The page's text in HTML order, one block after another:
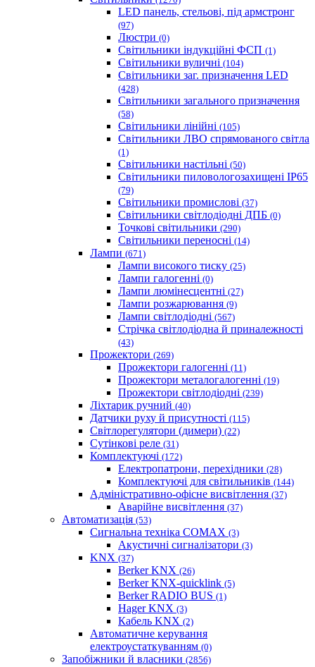
LED панель, стельові, під армстронг
(97)
Люстри (0)
Світильники індукційні ФСП (1)
Світильники вуличні (104)
Світильники заг. призначення LED
(428)
Світильники загального призначення
(58)
Світильники лінійні (105)
Світильники ЛВО спрямованого світла
(1)
Світильники настільні (50)
Світильники пиловологозахищені IP65
(79)
Світильники промислові (37)
Світильники світлодіодні ДПБ (0)
Точкові світильники (290)
Світильники переносні (14)
Лампи (671)
Лампи високого тиску (25)
Лампи галогенні (0)
Лампи люмінесцентні (27)
Лампи розжарювання (9)
Лампи світлодіодні (567)
Стрічка світлодіодна й приналежності
(43)
Прожектори (269)
Прожектори галогенні (11)
Прожектори металогалогенні (19)
Прожектори світлодіодні (239)
Ліхтарик ручний (40)
Датчики руху й присутності (115)
Світлорегулятори (димери) (22)
Сутінкові реле (31)
Комплектуючі (172)
Електропатрони, перехідники (28)
Комплектуючі для світильників (144)
Адміністративно-офісне висвітлення (37)
Аварійне висвітлення (37)
Автоматизація (53)
Сигнальна техніка COMAX (3)
Акустичні сигналізатори (3)
KNX (37)
Berker KNX (26)
Berker KNX-quicklink (5)
Berker RADIO BUS (1)
Hager KNX (3)
Кабель KNX (2)
Автоматичне керування
електроустаткуванням (0)
Запобіжники й власники (2856)